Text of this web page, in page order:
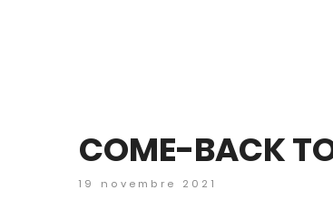
COME-BACK
19 novembre 2021